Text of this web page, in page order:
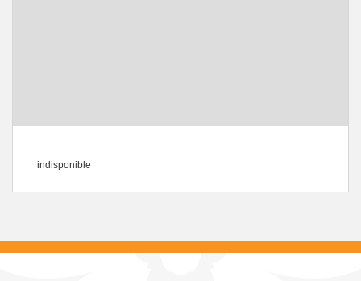
indisponible